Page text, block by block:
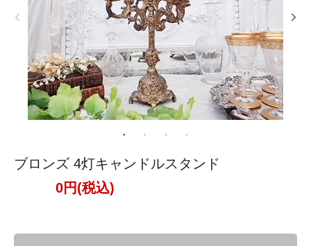
ブロンズ 4灯キャンドルスタンド
0円(税込)